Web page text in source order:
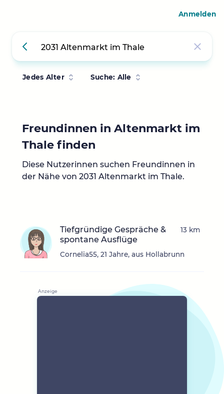
Jedes Alter Suche: Alle
Freundinnen in Altenmarkt im
Thale finden
Diese Nutzerinnen suchen Freundinnen in
der Nähe von 2031 Altenmarkt im Thale.
Tiefgründige Gespräche &
spontane Ausflüge
Cornelia55, 21 Jahre, aus Hollabrunn
13 km
Anmelden